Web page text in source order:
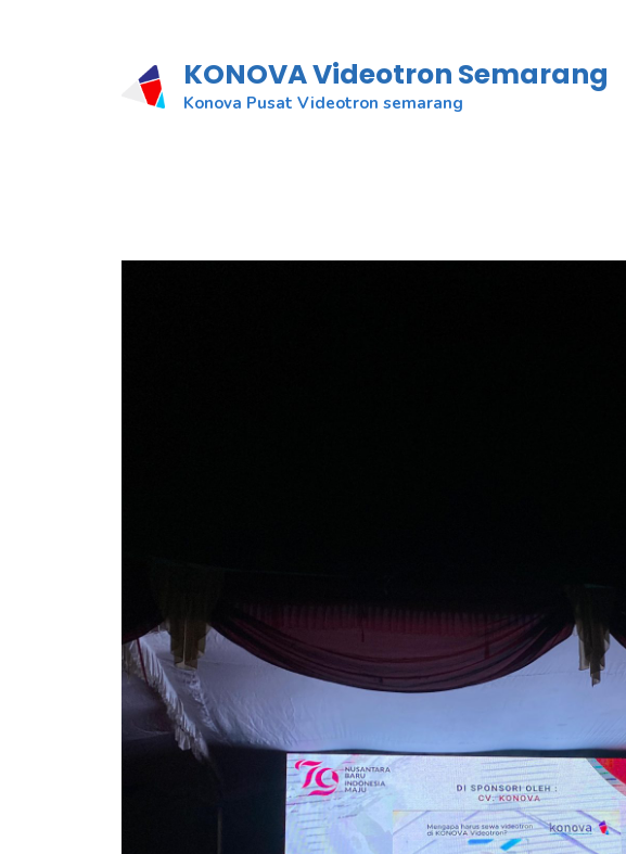
KONOVA Videotron Semarang
Konova Pusat Videotron semarang